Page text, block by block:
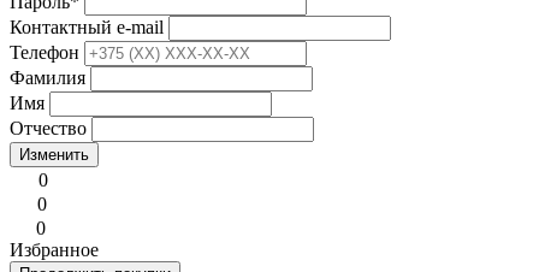
Контактный e-mail
Телефон
Фамилия
Имя
Отчество
Изменить
0
0
0
Избранное